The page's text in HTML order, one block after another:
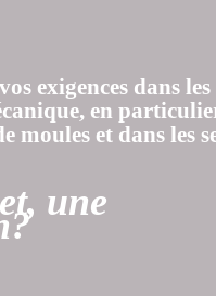
exigences dans
en
moules et dans les
une